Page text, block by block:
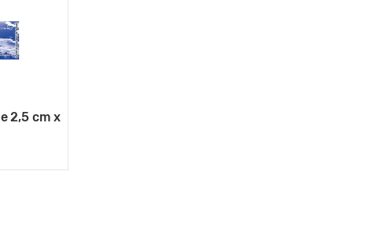
2,5 cm x